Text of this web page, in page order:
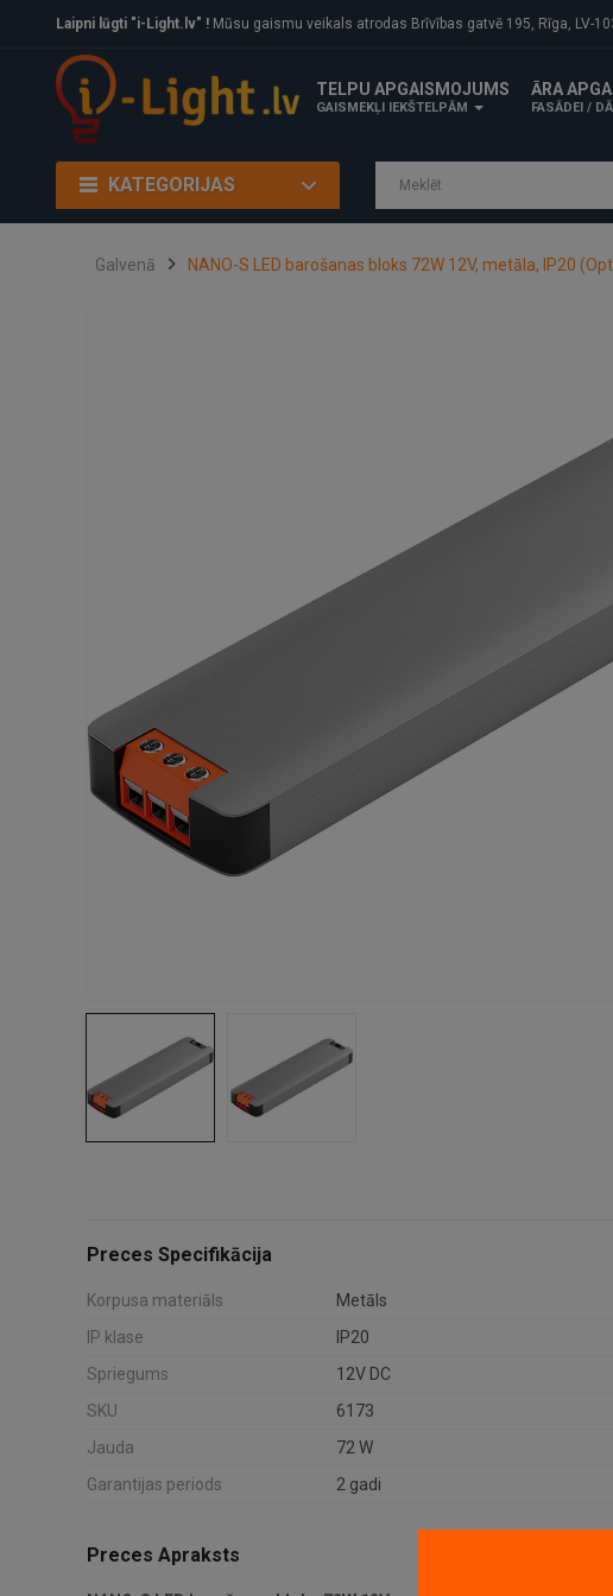
Laipni lūgti "i-Light.lv" ! Mūsu gaismu veikals atrodas Brīvības gatvē 195, Rīga, LV-1039 - pie
TELPU APGAISMOJUMS
GAISMEKĻI IEKŠTELPĀM
ĀRA
FASĀDEI /
KATEGORIJAS
Galvenā NANO-S LED barošanas bloks 72W 12V, metāla, IP20
Preces Specifikācija
Korpusa materiāls Metāls
IP klase
IP20
Spriegums
12V DC
SKU
6173
Jauda
72 W
Garantijas periods
2 gadi
Preces Apraksts